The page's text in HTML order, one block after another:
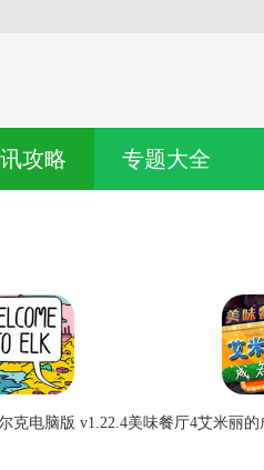
攻略 专题大全
克电脑版 v1.22.4美味餐厅4艾米丽